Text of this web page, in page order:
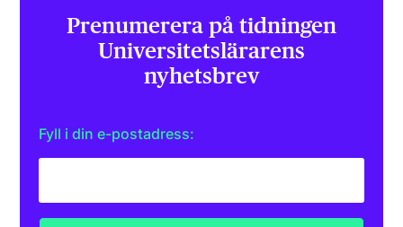
Prenumerera på tidningen
Universitets­lärarens
nyhetsbrev
Fyll i din e-postadress: